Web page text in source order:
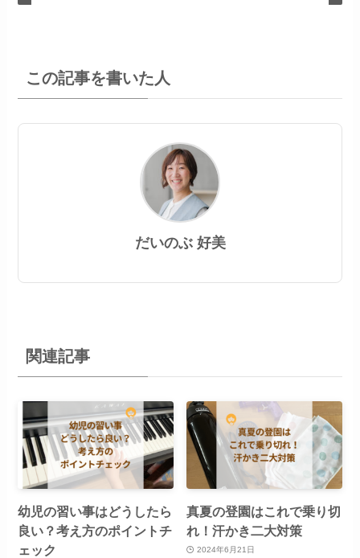
この記事を書いた人
だいのぶ 好美
関連記事
幼児の習い事はどうしたら
良い？考え方のポイントチ
ェック
真夏の登園はこれで乗り切
れ！汗かき二大対策
2024年6月21日